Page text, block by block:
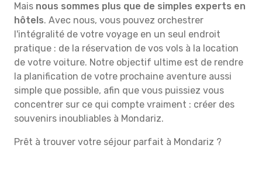
Mais nous sommes plus que de simples experts en
hôtels. Avec nous, vous pouvez orchestrer
l'intégralité de votre voyage en un seul endroit
pratique : de la réservation de vos vols à la location
de votre voiture. Notre objectif ultime est de rendre
la planification de votre prochaine aventure aussi
simple que possible, afin que vous puissiez vous
concentrer sur ce qui compte vraiment : créer des
souvenirs inoubliables à Mondariz.
Prêt à trouver votre séjour parfait à Mondariz ?